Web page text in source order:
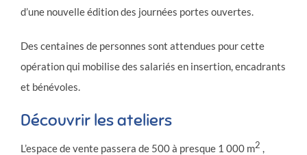
d’une nouvelle édition des journées portes ouvertes.
Des centaines de personnes sont attendues pour cette
opération qui mobilise des salariés en insertion, encadrants
et bénévoles.
Découvrir les ateliers
L’espace de vente passera de 500 à presque 1 000 m2